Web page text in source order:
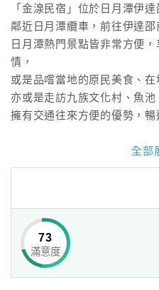
房
HOT
特
色
民
車
「金湶民宿」位於日月潭伊達
鄰近日月潭纜車，前往伊達
日月潭熱門景點皆非常方便
情，
或是品嚐當地的原民美食、在
亦或是走訪九族文化村、魚池
擁有交通往來方便的優勢，暢
「金湶民宿」為獨棟透天民
圍，
為了讓旅人們都能輕鬆、無
採用太陽能熱水器，讓玩樂
消防設備皆通過定期檢驗合
讓您的出遊住宿更加多了一層
全部
73
滿意度